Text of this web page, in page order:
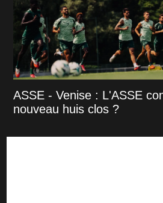
ASSE - Venise : L'ASSE
nouveau huis clos ?